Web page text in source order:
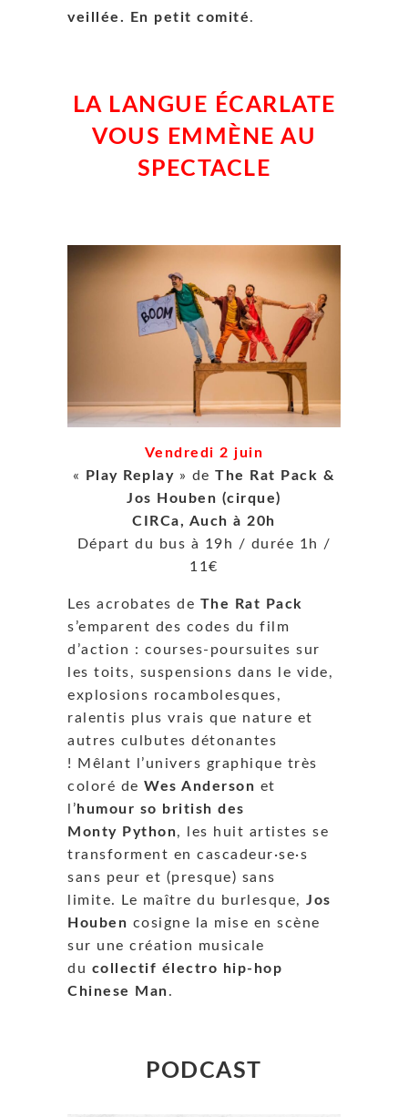
veillée. En petit comité.
LA LANGUE ÉCARLATE
VOUS EMMÈNE AU
SPECTACLE
Vendredi 2 juin
«
Play Replay » deThe Rat Pack &
Jos Houben (cirque)
CIRCa, Auch à 20h
Départ du bus à 19h / durée 1h /
11€
Les acrobates de The Rat Pack
s’emparent des codes du film
d’action : courses-poursuites sur
les toits, suspensions dans le vide,
explosions rocambolesques,
ralentis plus vrais que nature et
autres culbutes détonantes
! Mêlant l’univers graphique très
coloré de Wes Anderson et
l’ humour so british des
Monty Python, les huit artistes se
transforment en cascadeur·se·s
sans peur et (presque) sans
limite. Le maître du burlesque, Jos
Houben cosigne la mise en scène
sur une création musicale
du collectif électro hip-hop
Chinese Man.
PODCAST